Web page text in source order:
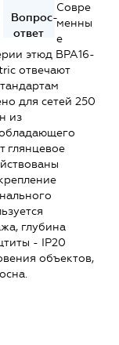
Вопрос-
ответ
Совре
менны
е
этюд BPA16-
отвечают
для сетей 250
из
глянцевое
глубина
- IP20
объектов,